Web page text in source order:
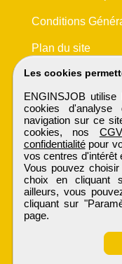
Les cookies
ENGINSJOB
cookies d'analyse
navigation sur ce
cookies, nos
confidentialitépour
vos centres d'intérêt
Vous pouvez
choix en cliquant
ailleurs, vous
cliquant sur
page.
Conditions
Plan du site